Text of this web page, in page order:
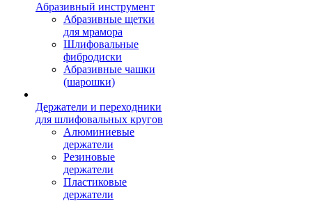
Абразивный инструмент
Абразивные щетки
для мрамора
Шлифовальные
фибродиски
Абразивные чашки
(шарошки)
Держатели и переходники
для шлифовальных кругов
Алюминиевые
держатели
Резиновые
держатели
Пластиковые
держатели